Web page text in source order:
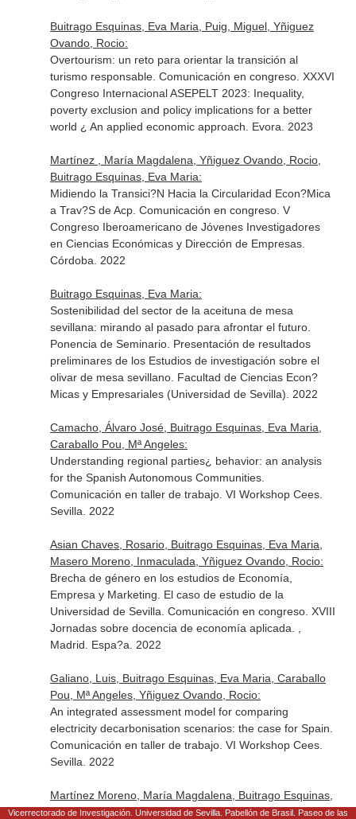
Buitrago Esquinas, Eva Maria, Puig, Miguel, Yñiguez
Ovando, Rocio:
Overtourism: un reto para orientar la transición al
turismo responsable. Comunicación en congreso. XXXVI
Congreso Internacional ASEPELT 2023: Inequality,
poverty exclusion and policy implications for a better
world ¿ An applied economic approach. Evora. 2023
Martínez , María Magdalena, Yñiguez Ovando, Rocio,
Buitrago Esquinas, Eva Maria:
Midiendo la Transici?N Hacia la Circularidad Econ?Mica
a Trav?S de Acp. Comunicación en congreso. V
Congreso Iberoamericano de Jóvenes Investigadores
en Ciencias Económicas y Dirección de Empresas.
Córdoba. 2022
Buitrago Esquinas, Eva Maria:
Sostenibilidad del sector de la aceituna de mesa
sevillana: mirando al pasado para afrontar el futuro.
Ponencia de Seminario. Presentación de resultados
preliminares de los Estudios de investigación sobre el
olivar de mesa sevillano. Facultad de Ciencias Econ?
Micas y Empresariales (Universidad de Sevilla). 2022
Camacho, Álvaro José, Buitrago Esquinas, Eva Maria,
Caraballo Pou, Mª Angeles:
Understanding regional parties¿ behavior: an analysis
for the Spanish Autonomous Communities.
Comunicación en taller de trabajo. VI Workshop Cees.
Sevilla. 2022
Asian Chaves, Rosario, Buitrago Esquinas, Eva Maria,
Masero Moreno, Inmaculada, Yñiguez Ovando, Rocio:
Brecha de género en los estudios de Economía,
Empresa y Marketing. El caso de estudio de la
Universidad de Sevilla. Comunicación en congreso. XVIII
Jornadas sobre docencia de economía aplicada. ,
Madrid. Espa?a. 2022
Galiano, Luis, Buitrago Esquinas, Eva Maria, Caraballo
Pou, Mª Angeles, Yñiguez Ovando, Rocio:
An integrated assessment model for comparing
electricity decarbonisation scenarios: the case for Spain.
Comunicación en taller de trabajo. VI Workshop Cees.
Sevilla. 2022
Martínez Moreno, María Magdalena, Buitrago Esquinas,
Eva Maria, Yñiguez Ovando, Rocio:
Vicerrectorado de Investigación. Universidad de Sevilla. Pabellón de Brasil. Paseo de las